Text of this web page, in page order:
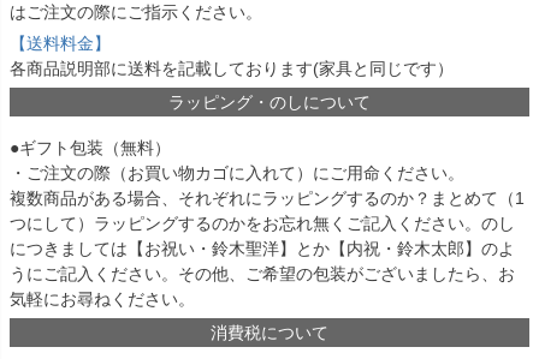
はご注文の際にご指示ください。
【送料料金】
各商品説明部に送料を記載しております(家具と同じです）
ラッピング・のしについて
●ギフト包装（無料）
・ご注文の際（お買い物カゴに入れて）にご用命ください。
複数商品がある場合、それぞれにラッピングするのか？まとめて（1
つにして）ラッピングするのかをお忘れ無くご記入ください。のし
につきましては【お祝い・鈴木聖洋】とか【内祝・鈴木太郎】のよ
うにご記入ください。その他、ご希望の包装がございましたら、お
気軽にお尋ねください。
消費税について